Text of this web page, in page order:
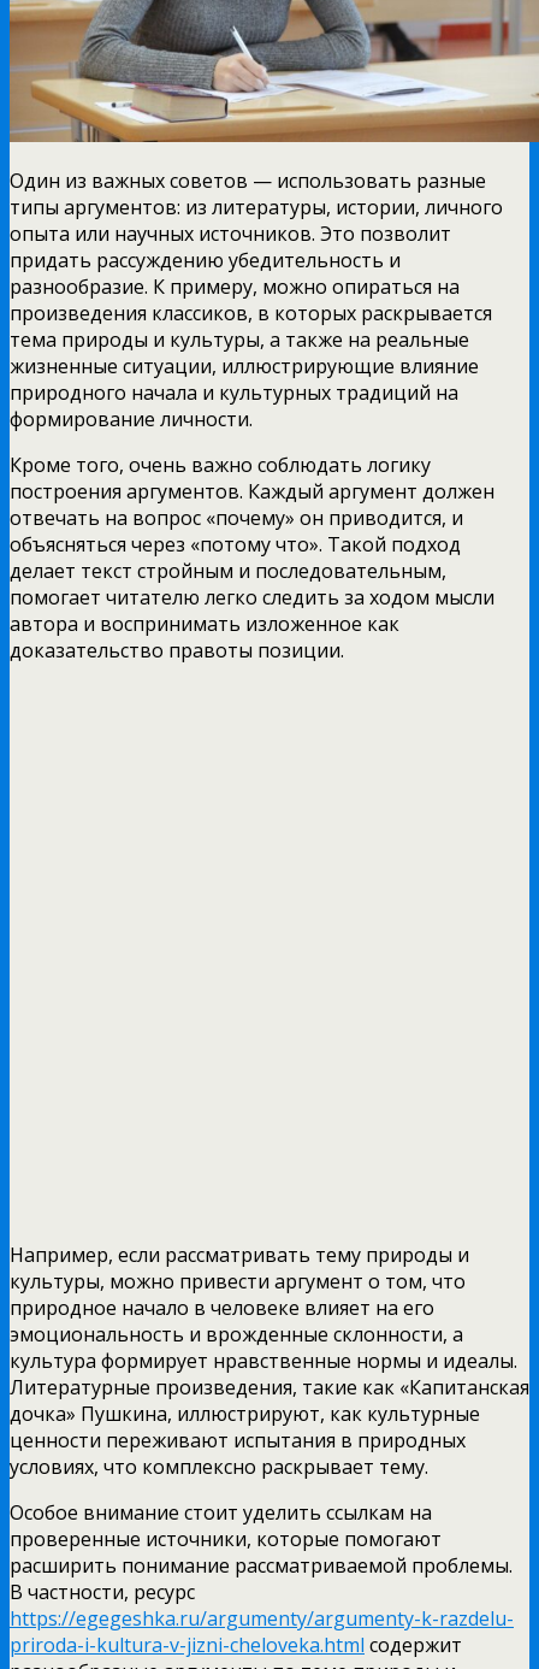
Один из важных советов — использовать разные
типы аргументов: из литературы, истории, личного
опыта или научных источников. Это позволит
придать рассуждению убедительность и
разнообразие. К примеру, можно опираться на
произведения классиков, в которых раскрывается
тема природы и культуры, а также на реальные
жизненные ситуации, иллюстрирующие влияние
природного начала и культурных традиций на
формирование личности.
Кроме того, очень важно соблюдать логику
построения аргументов. Каждый аргумент должен
отвечать на вопрос «почему» он приводится, и
объясняться через «потому что». Такой подход
делает текст стройным и последовательным,
помогает читателю легко следить за ходом мысли
автора и воспринимать изложенное как
доказательство правоты позиции.
Например, если рассматривать тему природы и
культуры, можно привести аргумент о том, что
природное начало в человеке влияет на его
эмоциональность и врожденные склонности, а
культура формирует нравственные нормы и идеалы.
Литературные произведения, такие как «Капитанская
дочка» Пушкина, иллюстрируют, как культурные
ценности переживают испытания в природных
условиях, что комплексно раскрывает тему.
Особое внимание стоит уделить ссылкам на
проверенные источники, которые помогают
расширить понимание рассматриваемой проблемы.
В частности, ресурс
https://egegeshka.ru/argumenty/argumenty-k-razdelu-
priroda-i-kultura-v-jizni-cheloveka.html содержит